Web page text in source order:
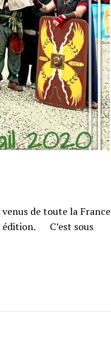
de toute la France
édition. C’est sous